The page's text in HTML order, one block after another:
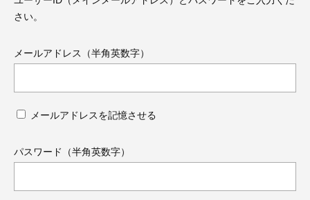
ス学」
さい。
メールアドレス（半角英数字）
メールアドレスを記憶させる
パスワード（半角英数字）